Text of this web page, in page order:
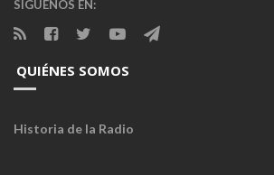
SÍGUENOS EN:
QUIÉNES SOMOS
Historia de la Radio